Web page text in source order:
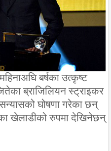
बर्षका उत्कृष्ट
ब्राजिलियन स्ट्राइकर
घोषणा गरेका छन्
खेलाडीको रुपमा देखिनेछन्